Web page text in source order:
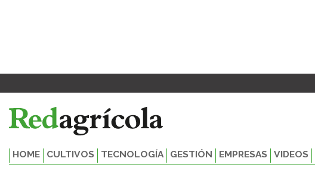
HOME CULTIVOS TECNOLOGÍA GESTIÓN EMPRESAS VIDEOS